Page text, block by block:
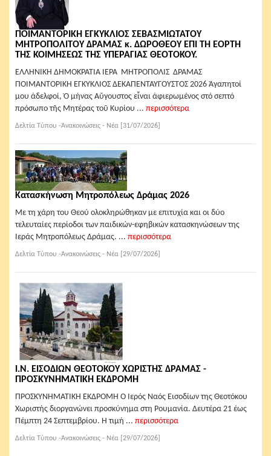
ΠΟΙΜΑΝΤΟΡΙΚΗ ΕΓΚΥΚΛΙΟΣ ΣΕΒΑΣΜΙΩΤΑΤΟΥ
ΜΗΤΡΟΠΟΛΙΤΟΥ ΔΡΑΜΑΣ κ. ΔΩΡΟΘΕΟΥ ΕΠΙ ΤΗ ΕΟΡΤΗ
ΤΗΣ ΚΟΙΜΗΣΕΩΣ ΤΗΣ ΥΠΕΡΑΓΙΑΣ ΘΕΟΤΟΚΟΥ.
ΕΛΛΗΝΙΚΗ ΔΗΜΟΚΡΑΤΙΑ ΙΕΡΑ ΜΗΤΡΟΠΟΛΙΣ ΔΡΑΜΑΣ
ΠΟΙΜΑΝΤΟΡΙΚΗ ΕΓΚΥΚΛΙΟΣ ΔΕΚΑΠΕΝΤΑΥΓΟΥΣΤΟΣ 2026 Ἀγαπητοί
μου ἀδελφοί, Ὁ μήνας Αὔγουστος εἶναι ἀφιερωμένος στό σεπτό
πρόσωπο τῆς Μητέρας τοῦ Κυρίου ... περισσότερα
Δελτία Τύπου -Ἀνακοινώσεις - Νέα [31/07/2026]
Κατασκήνωση Μητροπόλεως Δράμας 2026
Με τη χάρη του Θεού ολοκληρώθηκαν με επιτυχία και οι δύο
τελευταίες περίοδοι των παιδικών-εφηβικών κατασκηνώσεων της
Ιεράς Μητροπόλεως Δράμας. ... περισσότερα
Δελτία Τύπου -Ἀνακοινώσεις - Νέα [29/07/2026]
Ι.Ν. ΕΙΣΟΔΙΩΝ ΘΕΟΤΟΚΟΥ ΧΩΡΙΣΤΗΣ ΔΡΑΜΑΣ -
ΠΡΟΣΚΥΝΗΜΑΤΙΚΗ ΕΚΔΡΟΜΗ
ΠΡΟΣΚΥΝΗΜΑΤΙΚΗ ΕΚΔΡΟΜΗ Ο Ιερός Ναός Εισοδίων της Θεοτόκου
Χωριστής διοργανώνει προσκύνημα στη Ρουμανία. Δευτέρα 21 έως
Πέμπτη 24 Σεπτεμβρίου. Η τιμή ... περισσότερα
Δελτία Τύπου -Ἀνακοινώσεις - Νέα [29/07/2026]